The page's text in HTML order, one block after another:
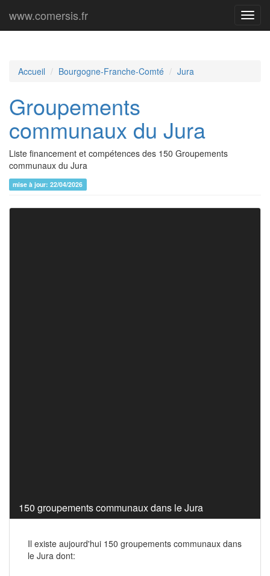
Menu
www.comersis.fr
Accueil Bourgogne-Franche-Comté Jura
Groupements
communaux du Jura
Liste financement et compétences des 150 Groupements
communaux du Jura
mise à jour: 22/04/2026
150 groupements communaux dans le Jura
Il existe aujourd'hui 150 groupements communaux dans
le Jura dont: